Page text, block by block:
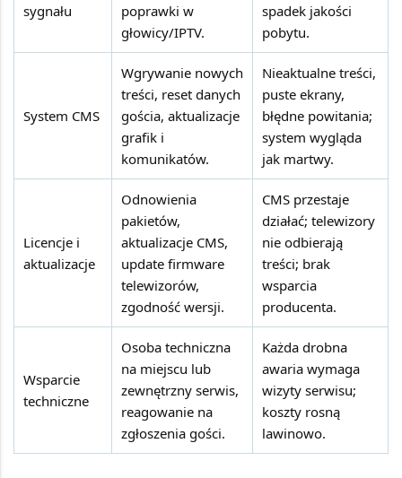
sygnału
poprawki w
głowicy/IPTV.
spadek jakości
pobytu.
System CMS
Wgrywanie nowych
treści, reset danych
gościa, aktualizacje
grafik i
komunikatów.
Nieaktualne treści,
puste ekrany,
błędne powitania;
system wygląda
jak martwy.
Licencje i
aktualizacje
Odnowienia
pakietów,
aktualizacje CMS,
update firmware
telewizorów,
zgodność wersji.
CMS przestaje
działać; telewizory
nie odbierają
treści; brak
wsparcia
producenta.
Wsparcie
techniczne
Osoba techniczna
na miejscu lub
zewnętrzny serwis,
reagowanie na
zgłoszenia gości.
Każda drobna
awaria wymaga
wizyty serwisu;
koszty rosną
lawinowo.